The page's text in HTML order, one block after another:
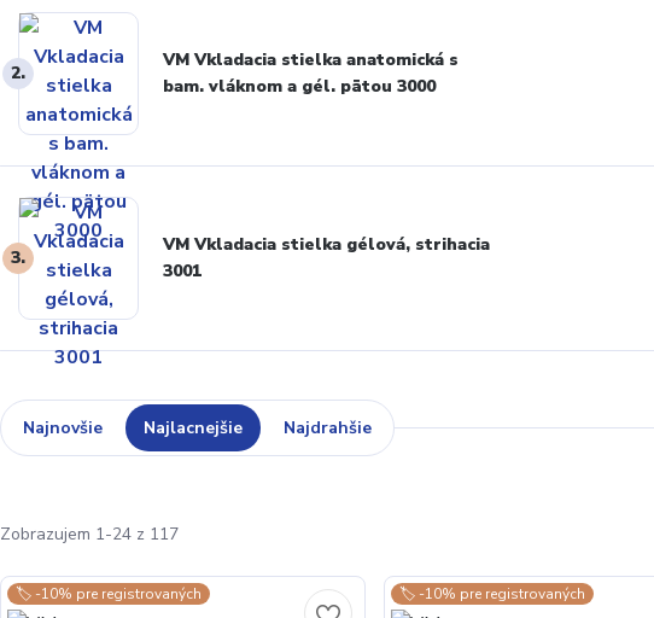
2.
VM Vkladacia stielka anatomická s
bam. vláknom a gél. pätou 3000
3.
VM Vkladacia stielka gélová, strihacia
3001
Najnovšie Najlacnejšie Najdrahšie
Zobrazujem 1-24 z 117
🏷️ -10% pre registrovaných 🏷️ -10% pre registrovaných